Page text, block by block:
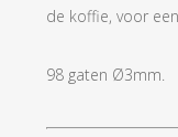
de koffie, voor
98 gaten Ø3mm.